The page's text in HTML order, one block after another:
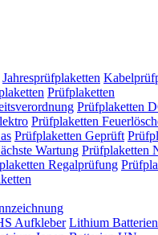
Jahresprüfplaketten
Prüfplaketten
Prüfplaketten
Prüfplaketten
Prüfplaketten Geprüft
Wartung Prüfplaketten
Regalprüfung
Aufkleber Lithium